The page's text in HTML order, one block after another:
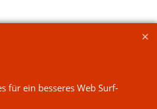
Shop
Software.
für ein besseres Web Surf-